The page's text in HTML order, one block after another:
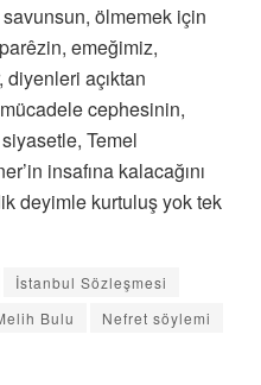
savunsun, ölmemek için
emeğimiz,
açıktan
cephesinin,
Temel
insafına kalacağını
deyimle kurtuluş yok tek
İstanbul Sözleşmesi
Bulu
Nefret söylemi